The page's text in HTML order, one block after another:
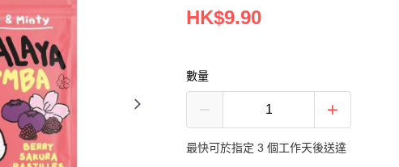
HK$9.90
數量
最快可於指定 3 個工作天後送達